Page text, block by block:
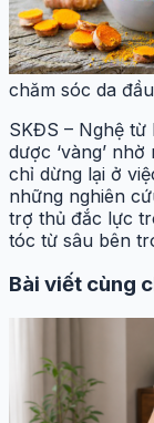
chăm sóc da
SKĐS – Nghệ
dược ‘vàng’
chỉ dừng lại ở
những nghiên
trợ thủ đắc lực
tóc từ sâu bên
Bài viết cùng